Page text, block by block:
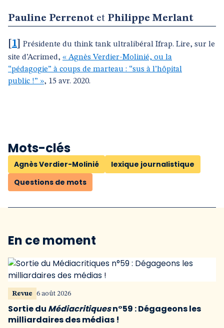
Pauline Perrenot et Philippe Merlant
1
Présidente du think tank ultralibéral Ifrap. Lire, sur le
site d’Acrimed, « Agnès Verdier-Molinié, ou la
“pédagogie” à coups de marteau : “sus à l’hôpital
public !” », 15 avr. 2020.
Mots-clés
Agnès Verdier-Molinié
lexique journalistique
Questions de mots
En ce moment
Revue 6 août 2026
Sortie du Médiacritiquesn°59 : Dégageons les
milliardaires des médias !